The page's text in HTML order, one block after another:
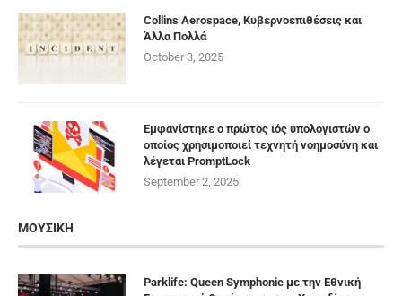
Collins Aerospace, Κυβερνοεπιθέσεις και
Άλλα Πολλά
October 3, 2025
Εμφανίστηκε ο πρώτος ιός υπολογιστών ο
οποίος χρησιμοποιεί τεχνητή νοημοσύνη και
λέγεται PromptLock
September 2, 2025
ΜΟΥΣΙΚΗ
Parklife: Queen Symphonic με την Εθνική